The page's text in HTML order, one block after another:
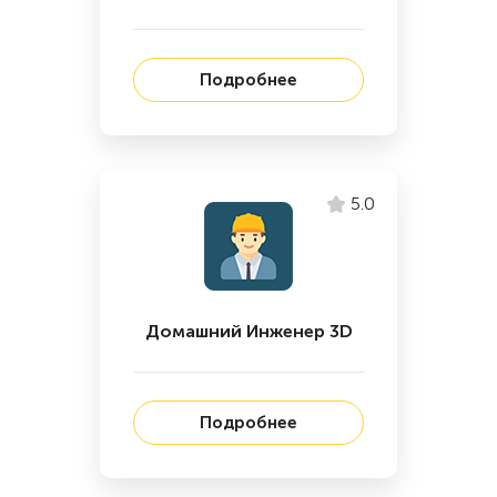
Подробнее
5.0
Домашний Инженер 3D
Подробнее